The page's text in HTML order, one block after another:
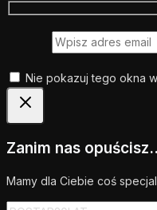
Nie pokazuj tego okna
Zanim nas
Mamy dla Ciebie coś